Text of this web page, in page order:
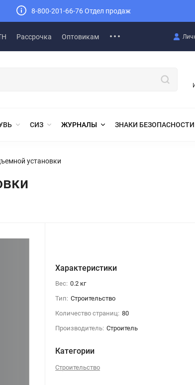
8-800-201-66-76 Отдел продаж
Рассрочка Оптовикам
СИЗ ЖУРНАЛЫ ЗНАКИ БЕЗОПАСНОСТИ
установки
Характеристики
Вес: 0.2 кг
Тип: Строительство
Количество страниц: 80
Производитель: Строитель
Категории
Строительство